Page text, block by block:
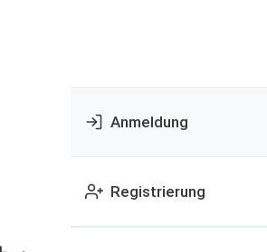
Anmeldung
Registrierung